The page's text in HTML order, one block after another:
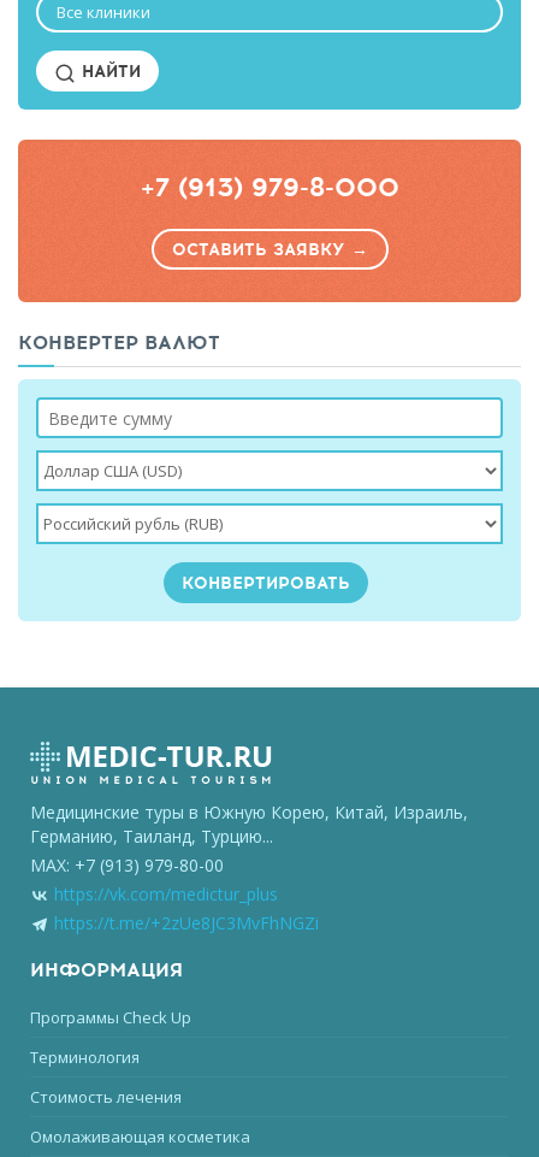
Все клиники
НАЙТИ
+7 (913) 979-8-000
ОСТАВИТЬ ЗАЯВКУ →
КОНВЕРТЕР ВАЛЮТ
Медицинские туры в Южную Корею, Китай, Израиль,
Германию, Таиланд, Турцию...
MAX: +7 (913) 979-80-00
https://vk.com/medictur_plus
https://t.me/+2zUe8JC3MvFhNGZi
ИНФОРМАЦИЯ
Программы Check Up
Терминология
Стоимость лечения
Омолаживающая косметика